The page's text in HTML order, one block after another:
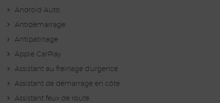
Android Auto
Antidémarrage
Antipatinage
Apple CarPlay
Assistant au freinage d'urgence
Assistant de démarrage en côte
Assistant feux de route